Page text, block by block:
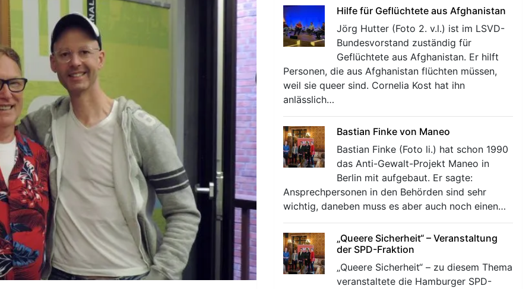
Hilfe für Geflüchtete aus Afghanistan
Jörg Hutter (Foto 2. v.l.) ist im LSVD-
Bundesvorstand zuständig für
Geflüchtete aus Afghanistan. Er hilft
Personen, die aus Afghanistan flüchten müssen,
weil sie queer sind. Cornelia Kost hat ihn
anlässlich…
Bastian Finke von Maneo
Bastian Finke (Foto li.) hat schon 1990
das Anti-Gewalt-Projekt Maneo in
Berlin mit aufgebaut. Er sagte:
Ansprechpersonen in den Behörden sind sehr
wichtig, daneben muss es aber auch noch einen…
„Queere Sicherheit“ – Veranstaltung
der SPD-Fraktion
„Queere Sicherheit“ – zu diesem Thema
veranstaltete die Hamburger SPD-